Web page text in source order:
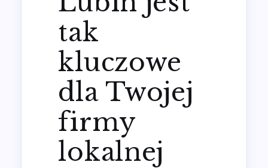
tak
kluczowe
dla Twojej
firmy
lokalnej